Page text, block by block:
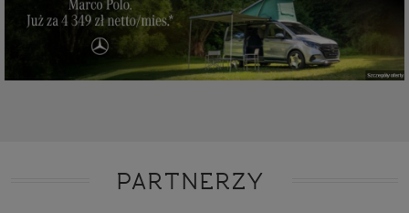
PARTNERZY